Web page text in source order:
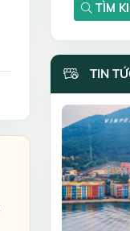
TÌM
TIN